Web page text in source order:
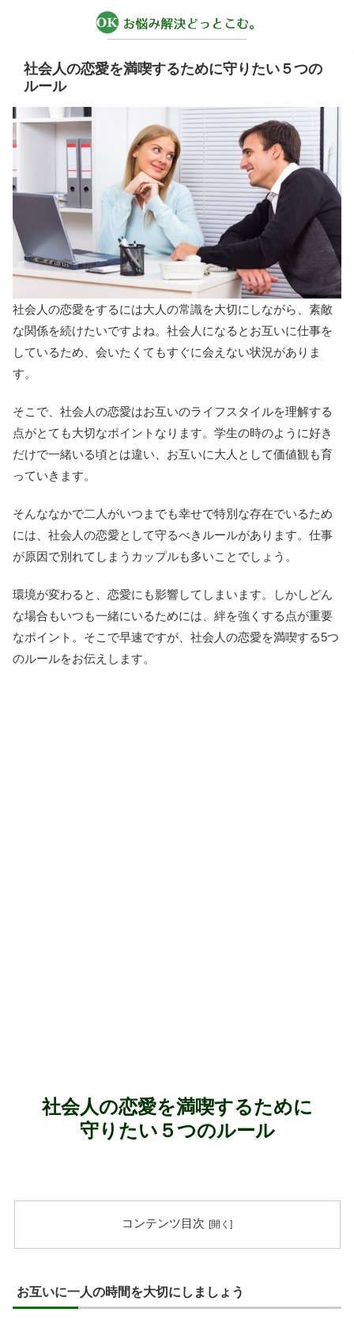
社会人の恋愛を満喫するために守りたい５つの
ルール
社会人の恋愛をするには大人の常識を大切にしながら、素敵
な関係を続けたいですよね。社会人になるとお互いに仕事を
しているため、会いたくてもすぐに会えない状況がありま
す。
そこで、社会人の恋愛はお互いのライフスタイルを理解する
点がとても大切なポイントなります。学生の時のように好き
だけで一緒いる頃とは違い、お互いに大人として価値観も育
っていきます。
そんななかで二人がいつまでも幸せで特別な存在でいるため
には、社会人の恋愛として守るべきルールがあります。仕事
が原因で別れてしまうカップルも多いことでしょう。
環境が変わると、恋愛にも影響してしまいます。しかしどん
な場合もいつも一緒にいるためには、絆を強くする点が重要
なポイント。そこで早速ですが、社会人の恋愛を満喫する5つ
のルールをお伝えします。
社会人の恋愛を満喫するために
守りたい５つのルール
コンテンツ目次
お互いに一人の時間を大切にしましょう